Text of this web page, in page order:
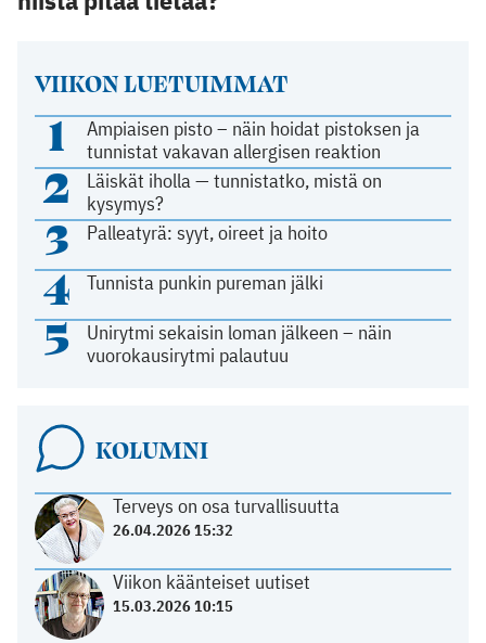
VIIKON LUETUIMMAT
1
Ampiaisen pisto – näin hoidat pistoksen ja
tunnistat vakavan allergisen reaktion
2
Läiskät iholla — tunnistatko, mistä on
kysymys?
3 Palleatyrä: syyt, oireet ja hoito
4 Tunnista punkin pureman jälki
5
Unirytmi sekaisin loman jälkeen – näin
vuorokausirytmi palautuu
KOLUMNI
Terveys on osa turvallisuutta
26.04.2026 15:32
Viikon käänteiset uutiset
15.03.2026 10:15